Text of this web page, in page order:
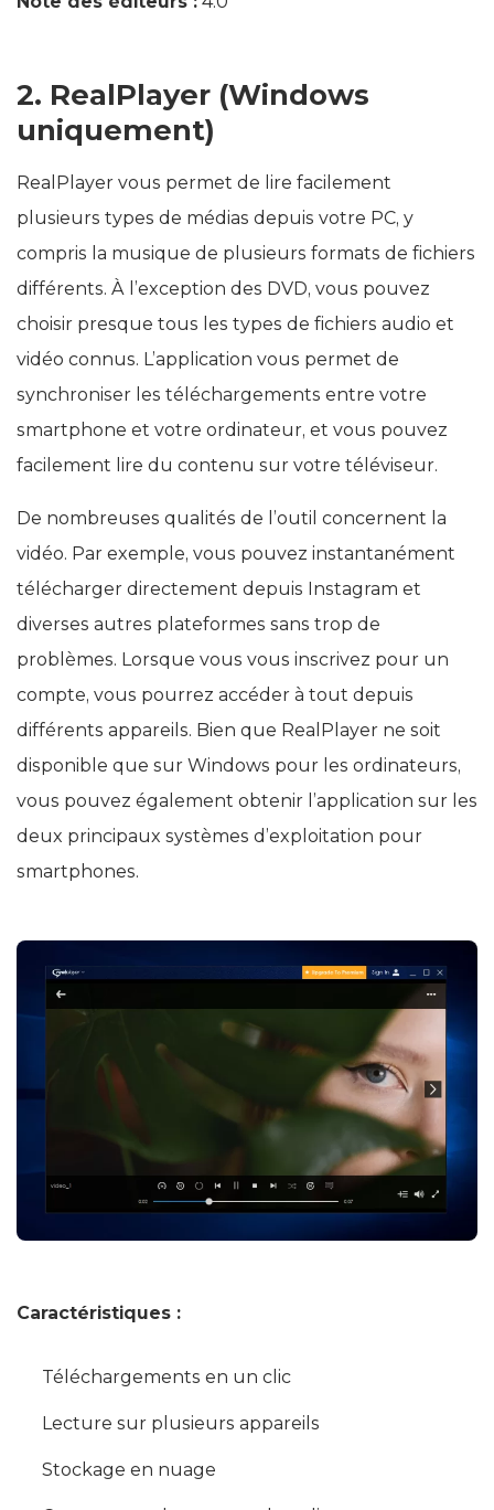
2. RealPlayer (Windows
uniquement)
RealPlayer vous permet de lire facilement
plusieurs types de médias depuis votre PC, y
compris la musique de plusieurs formats de fichiers
différents. À l’exception des DVD, vous pouvez
choisir presque tous les types de fichiers audio et
vidéo connus. L’application vous permet de
synchroniser les téléchargements entre votre
smartphone et votre ordinateur, et vous pouvez
facilement lire du contenu sur votre téléviseur.
De nombreuses qualités de l’outil concernent la
vidéo. Par exemple, vous pouvez instantanément
télécharger directement depuis Instagram et
diverses autres plateformes sans trop de
problèmes. Lorsque vous vous inscrivez pour un
compte, vous pourrez accéder à tout depuis
différents appareils. Bien que RealPlayer ne soit
disponible que sur Windows pour les ordinateurs,
vous pouvez également obtenir l’application sur les
deux principaux systèmes d’exploitation pour
smartphones.
Caractéristiques :
Téléchargements en un clic
Lecture sur plusieurs appareils
Stockage en nuage